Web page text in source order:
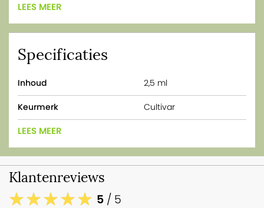
LEES MEER
Specificaties
Inhoud 2,5 ml
Keurmerk Cultivar
LEES MEER
Klantenreviews
5/ 5